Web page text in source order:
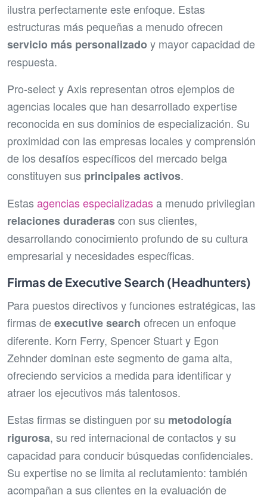
ilustra perfectamente este enfoque. Estas
estructuras más pequeñas a menudo ofrecen
servicio más personalizadoy mayor capacidad de
respuesta.
Pro-select y Axis representan otros ejemplos de
agencias locales que han desarrollado expertise
reconocida en sus dominios de especialización. Su
proximidad con las empresas locales y comprensión
de los desafíos específicos del mercado belga
constituyen sus principales activos.
Estas agencias especializadasa menudo privilegian
relaciones duraderascon sus clientes,
desarrollando conocimiento profundo de su cultura
empresarial y necesidades específicas.
Firmas de Executive Search (Headhunters)
Para puestos directivos y funciones estratégicas, las
firmas deexecutive search ofrecen un enfoque
diferente. Korn Ferry, Spencer Stuart y Egon
Zehnder dominan este segmento de gama alta,
ofreciendo servicios a medida para identificar y
atraer los ejecutivos más talentosos.
Estas firmas se distinguen por su metodología
rigurosa, su red internacional de contactos y su
capacidad para conducir búsquedas confidenciales.
Su expertise no se limita al reclutamiento: también
acompañan a sus clientes en la evaluación de